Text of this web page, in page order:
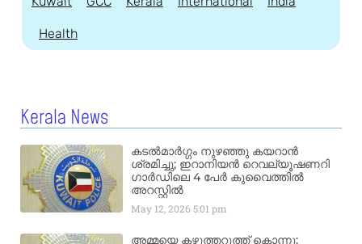
Health
Kerala News
കടൽമാർഗ്ഗം നുഴഞ്ഞു കയറാൻ
ശ്രമിച്ചു; ഇറാനിയൻ റെവല്യൂഷണറി
ഗാർഡിലെ 4 പേർ കുവൈത്തിൽ
അറസ്റ്റിൽ
May 12, 20265:01 pm
അമ്മയെ കഴുത്തറുത്ത് കൊന്നു;